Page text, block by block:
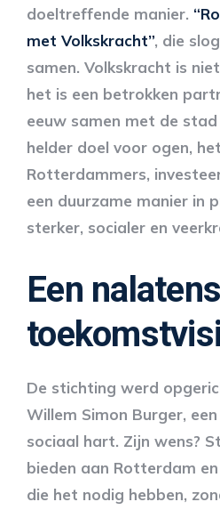
doeltreffende manier.
met Volkskracht”, die
samen. Volkskracht is
het is een betrokken
eeuw samen met de
helder doel voor ogen,
Rotterdammers,
een duurzame manier in
sterker, socialer en
Een
De stichting werd
Willem Simon Burger,
sociaal hart. Zijn wens?
bieden aan Rotterdam
die het nodig hebben,